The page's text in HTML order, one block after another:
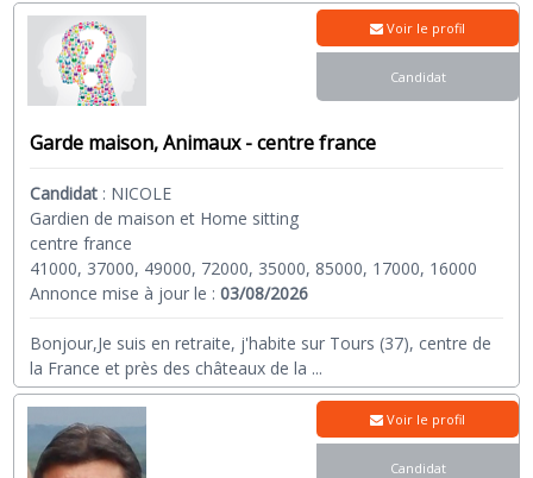
Garde maison, Animaux - centre france
Candidat : NICOLE
Gardien de maison et Home sitting
centre france
41000, 37000, 49000, 72000, 35000, 85000, 17000, 16000
Annonce mise à jour le :03/08/2026
Bonjour,Je suis en retraite, j'habite sur Tours (37), centre de
la France et près des châteaux de la ...
Voir le profil
Candidat
Voir le profil
Candidat